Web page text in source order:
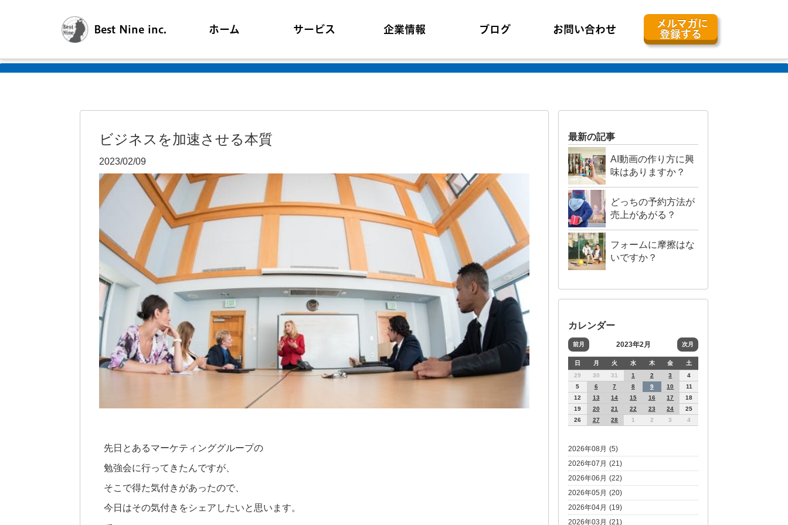
Best Nine inc. ホーム サービス 企業情報 ブログ お問い合わせ メルマガに
登録する
ビジネスを加速させる本質
2023/02/09
先日とあるマーケティンググループの
勉強会に行ってきたんですが、
そこで得た気付きがあったので、
今日はその気付きをシェアしたいと思います。
最新の記事
AI動画の作り方に興
味はありますか？
どっちの予約方法が
売上があがる？
フォームに摩擦はな
いですか？
カレンダー
前月 2023年2月 次月
日 月 火 水 木 金
土
29
30 31 1 2 3
4
5
6 7 8 9 10
11
12
13 14 15 16 17
18
19
20 21 22 23 24
25
26
27 28 1 2 3 4
2026年08月 (5)
2026年07月 (21)
2026年06月 (22)
2026年05月 (20)
2026年04月 (19)
2026年03月 (21)